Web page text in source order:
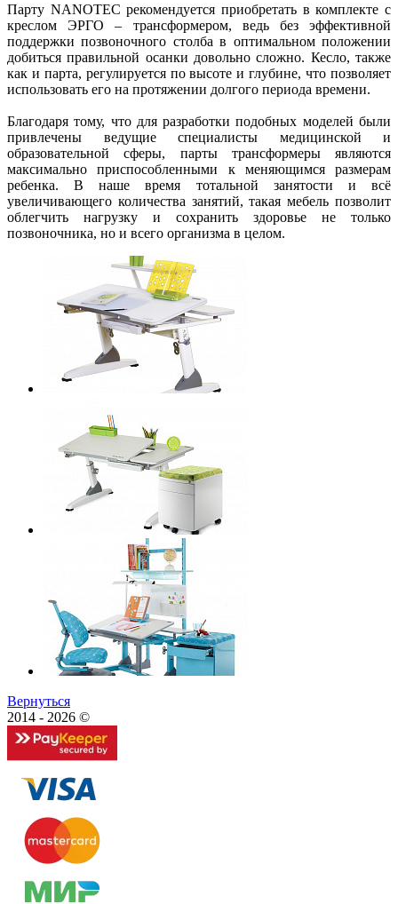
Парту NANOTEC рекомендуется приобретать в комплекте c
креслом ЭРГО – трансформером, ведь без эффективной
поддержки позвоночного столба в оптимальном положении
добиться правильной осанки довольно сложно. Кесло, также
как и парта, регулируется по высоте и глубине, что позволяет
использовать его на протяжении долгого периода времени.
Благодаря тому, что для разработки подобных моделей были
привлечены ведущие специалисты медицинской и
образовательной сферы, парты трансформеры являются
максимально приспособленными к меняющимся размерам
ребенка. В наше время тотальной занятости и всё
увеличивающего количества занятий, такая мебель позволит
облегчить нагрузку и сохранить здоровье не только
позвоночника, но и всего организма в целом.
Вернуться
2014 - 2026 ©